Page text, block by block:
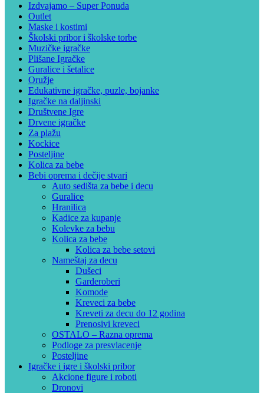
Izdvajamo – Super Ponuda
Outlet
Maske i kostimi
Školski pribor i školske torbe
Muzičke igračke
Plišane Igračke
Guralice i šetalice
Oružje
Edukativne igračke, puzle, bojanke
Igračke na daljinski
Društvene Igre
Drvene igračke
Za plažu
Kockice
Posteljine
Kolica za bebe
Bebi oprema i dečije stvari
Auto sedišta za bebe i decu
Guralice
Hranilica
Kadice za kupanje
Kolevke za bebu
Kolica za bebe
Kolica za bebe setovi
Nameštaj za decu
Dušeci
Garderoberi
Komode
Kreveci za bebe
Kreveti za decu do 12 godina
Prenosivi kreveci
OSTALO – Razna oprema
Podloge za presvlacenje
Posteljine
Igračke i igre i školski pribor
Akcione figure i roboti
Dronovi